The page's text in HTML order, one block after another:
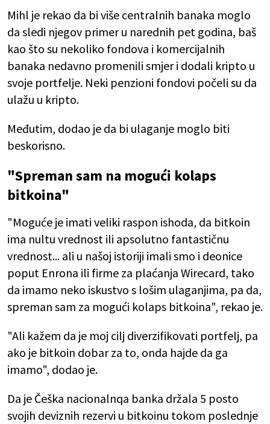
Mihl je rekao da bi više centralnih banaka moglo
da sledi njegov primer u narednih pet godina, baš
kao što su nekoliko fondova i komercijalnih
banaka nedavno promenili smjer i dodali kripto u
svoje portfelje. Neki penzioni fondovi počeli su da
ulažu u kripto.
Međutim, dodao je da bi ulaganje moglo biti
beskorisno.
"Spreman sam na mogući kolaps
bitkoina"
"Moguće je imati veliki raspon ishoda, da bitkoin
ima nultu vrednost ili apsolutno fantastičnu
vrednost... ali u našoj istoriji imali smo i deonice
poput Enrona ili firme za plaćanja Wirecard, tako
da imamo neko iskustvo s lošim ulaganjima, pa da,
spreman sam za mogući kolaps bitkoina", rekao je.
"Ali kažem da je moj cilj diverzifikovati portfelj, pa
ako je bitkoin dobar za to, onda hajde da ga
imamo", dodao je.
Da je Češka nacionalnqa banka držala 5 posto
svojih deviznih rezervi u bitkoinu tokom poslednje